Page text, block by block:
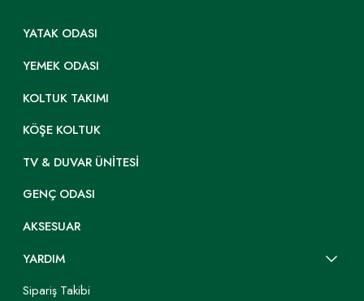
YATAK ODASI
YEMEK ODASI
KOLTUK TAKIMI
KÖŞE KOLTUK
TV & DUVAR ÜNITESI
GENÇ ODASI
AKSESUAR
YARDIM
Sipariş Takibi